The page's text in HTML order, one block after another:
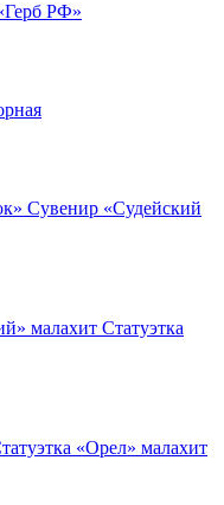
РФ»
Сувенир «Судейский
Статуэтка
«Орел» малахит